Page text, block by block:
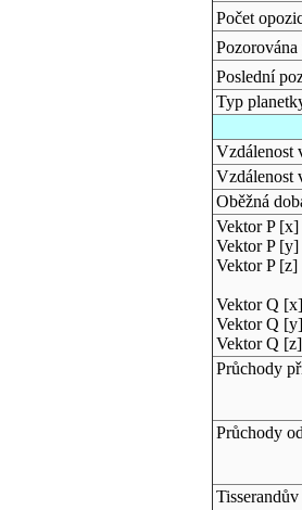
Počet
Poslední
Typ
Vzdálenost
Vzdálenost
Oběžná
Vektor P [x]
Vektor P [y]
Vektor P [z]
Vektor Q [x]
Vektor Q [y]
Vektor Q [z]
Průchody
Průchody